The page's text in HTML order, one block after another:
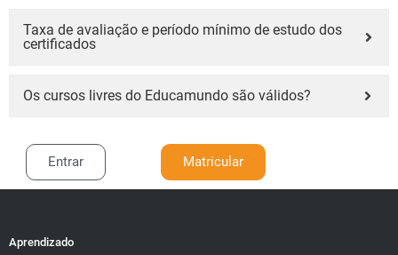
Taxa de avaliação e período mínimo de estudo dos
certificados
Os cursos livres do Educamundo são válidos?
Entrar Matricular
Aprendizado